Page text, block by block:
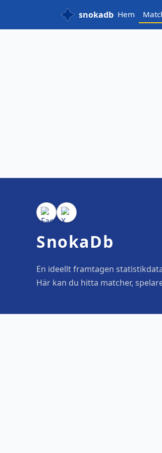
snokadb Hem
SnokaDb
En ideellt framtagen
Här kan du hitta matcher,